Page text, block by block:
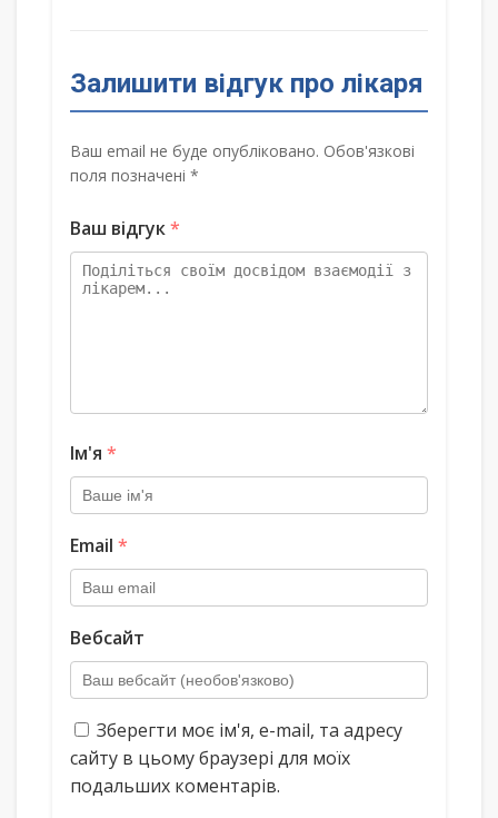
Залишити відгук про лікаря
Ваш email не буде опубліковано. Обов'язкові
поля позначені *
Ваш відгук*
Ім'я *
Email *
Вебсайт
Зберегти моє ім'я, e-mail, та адресу
сайту в цьому браузері для моїх
подальших коментарів.